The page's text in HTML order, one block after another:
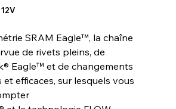
SRAM Eagle™, la chaîne
de rivets pleins, de
Eagle™ et de changements
efficaces, sur lesquels vous